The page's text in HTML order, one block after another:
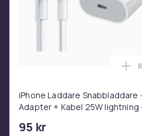
Montering krävs: Ja
EAN:8721158787149
Haba Trading B.V.
Mary Kingsleystraat 1
[email protected]
iPhone Laddare Snabbladdare
Adapter + Kabel 25W lightning
95 kr